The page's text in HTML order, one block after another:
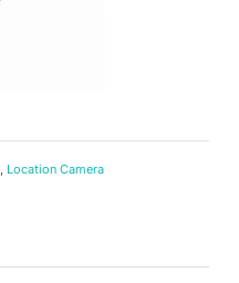
, Location Camera